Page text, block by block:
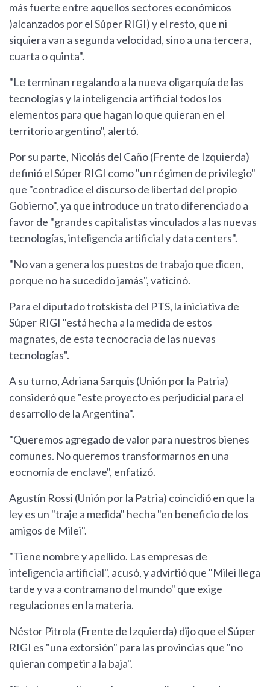
más fuerte entre aquellos sectores económicos
)alcanzados por el Súper RIGI) y el resto, que ni
siquiera van a segunda velocidad, sino a una tercera,
cuarta o quinta".
"Le terminan regalando a la nueva oligarquía de las
tecnologías y la inteligencia artificial todos los
elementos para que hagan lo que quieran en el
territorio argentino", alertó.
Por su parte, Nicolás del Caño (Frente de Izquierda)
definió el Súper RIGI como "un régimen de privilegio"
que "contradice el discurso de libertad del propio
Gobierno", ya que introduce un trato diferenciado a
favor de "grandes capitalistas vinculados a las nuevas
tecnologías, inteligencia artificial y data centers".
"No van a genera los puestos de trabajo que dicen,
porque no ha sucedido jamás", vaticinó.
Para el diputado trotskista del PTS, la iniciativa de
Súper RIGI "está hecha a la medida de estos
magnates, de esta tecnocracia de las nuevas
tecnologías".
A su turno, Adriana Sarquis (Unión por la Patria)
consideró que "este proyecto es perjudicial para el
desarrollo de la Argentina".
"Queremos agregado de valor para nuestros bienes
comunes. No queremos transformarnos en una
eocnomía de enclave", enfatizó.
Agustín Rossi (Unión por la Patria) coincidió en que la
ley es un "traje a medida" hecha "en beneficio de los
amigos de Milei".
"Tiene nombre y apellido. Las empresas de
inteligencia artificial", acusó, y advirtió que "Milei llega
tarde y va a contramano del mundo" que exige
regulaciones en la materia.
Néstor Pitrola (Frente de Izquierda) dijo que el Súper
RIGI es "una extorsión" para las provincias que "no
quieran competir a la baja".